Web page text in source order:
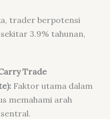
trader berpotensi
3.9% tahunan,
Trade
Faktor utama dalam
memahami arah